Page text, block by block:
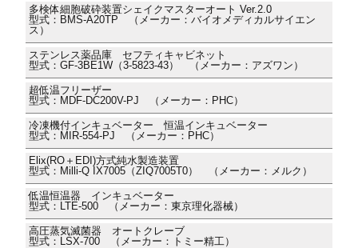
多検体細胞破砕装置シェイクマスターオート Ver.2.0
型式：BMS-A20TP （メーカー：バイオメディカルサイエン
ス）
ステンレス薬品庫 セフティキャビネット
型式：GF-3BE1W（3-5823-43） （メーカー：アズワン）
超低温フリーザー
型式：MDF-DC200V-PJ （メーカー：PHC）
冷凍機付インキュベーター 恒温インキュベーター
型式：MIR-554-PJ （メーカー：PHC）
Elix(RO＋EDI)方式純水製造装置
型式：Milli-Q IX7005（ZIQ7005T0） （メーカー：メルク）
低温恒温器 インキュベーター
型式：LTE-500 （メーカー：東京理化器械）
高圧蒸気滅菌器 オートクレーブ
型式：LSX-700 （メーカー：トミー精工）